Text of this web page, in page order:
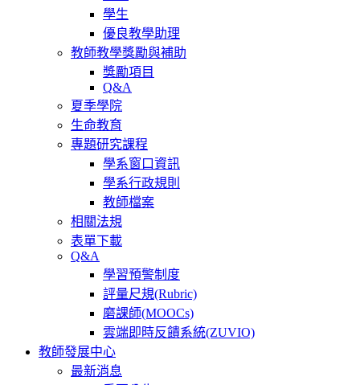
學生
優良教學助理
教師教學獎勵與補助
獎勵項目
Q&A
夏季學院
生命教育
專題研究課程
學系窗口資訊
學系行政規則
教師檔案
相關法規
表單下載
Q&A
學習預警制度
評量尺規(Rubric)
磨課師(MOOCs)
雲端即時反饋系統(ZUVIO)
教師發展中心
最新消息